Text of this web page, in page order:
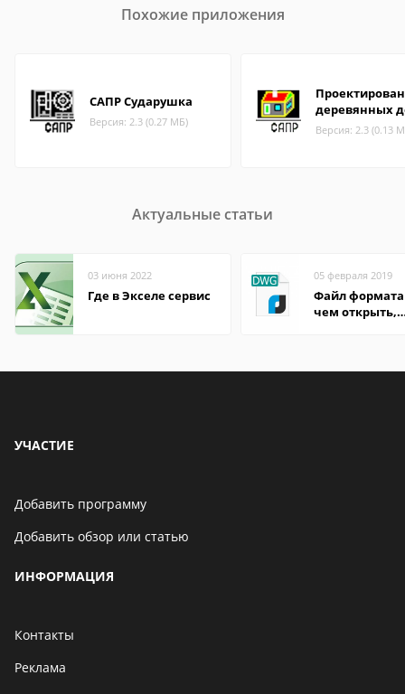
Похожие приложения
САПР Сударушка
Версия: 2.3 (0.27 МБ)
деревянных
Версия: 2.3 (0.13
Актуальные статьи
03 июня 2022
Где в Экселе сервис
05 февраля 2019
Файл формата
чем открыть,
УЧАСТИЕ
Добавить программу
Добавить обзор или статью
ИНФОРМАЦИЯ
Контакты
Реклама